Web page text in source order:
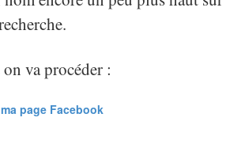
va procéder :
ma page Facebook